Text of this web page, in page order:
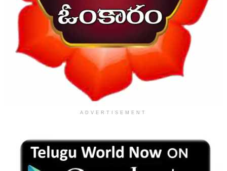
ADVERTISEMENT